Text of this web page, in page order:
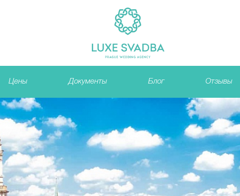
Цены Документы Блог Отзывы